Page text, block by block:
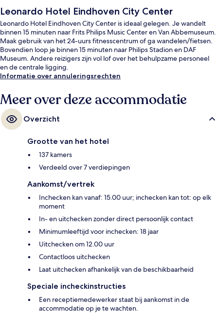
Leonardo Hotel Eindhoven City Center
Leonardo Hotel Eindhoven City Center is ideaal gelegen. Je wandelt
binnen 15 minuten naar Frits Philips Music Center en Van Abbemuseum.
Maak gebruik van het 24-uurs fitnesscentrum of ga wandelen/fietsen.
Bovendien loop je binnen 15 minuten naar Philips Stadion en DAF
Museum. Andere reizigers zijn vol lof over het behulpzame personeel
en de centrale ligging.
Informatie over annuleringsrechten
Meer over deze accommodatie
Overzicht
Grootte van het hotel
137 kamers
Verdeeld over 7 verdiepingen
Aankomst/vertrek
Inchecken kan vanaf: 15.00 uur; inchecken kan tot: op elk
moment
In- en uitchecken zonder direct persoonlijk contact
Minimumleeftijd voor inchecken: 18 jaar
Uitchecken om 12.00 uur
Contactloos uitchecken
Laat uitchecken afhankelijk van de beschikbaarheid
Speciale incheckinstructies
Een receptiemedewerker staat bij aankomst in de
accommodatie op je te wachten.